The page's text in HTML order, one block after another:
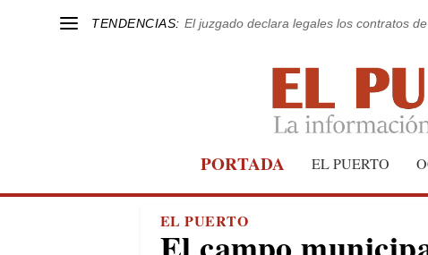
TENDENCIAS: El juzgado declara legales los contratos
PORTADA EL PUERTO
EL PUERTO